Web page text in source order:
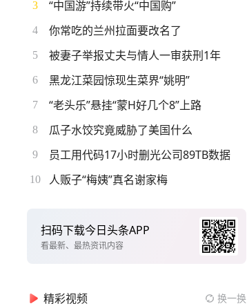
3 “中国游”持续带火“中国购”
4 你常吃的兰州拉面要改名了
5 被妻子举报丈夫与情人一审获刑1年
6 黑龙江菜园惊现生菜界“姚明”
7 “老头乐”悬挂“蒙H好几个8”上路
8 瓜子水饺究竟威胁了美国什么
9 员工用代码17小时删光公司89TB数据
10 人贩子“梅姨”真名谢家梅
扫码下载今日头条APP
看最新、最热资讯内容
精彩视频 换一换